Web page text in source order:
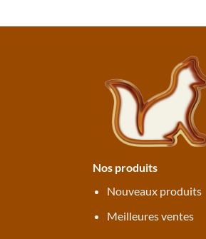
Nos produits
Nouveaux produits
Meilleures ventes